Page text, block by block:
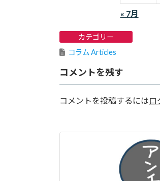
« 7月
カテゴリー
コラム Articles
コメントを残す
コメントを投稿するにはロ